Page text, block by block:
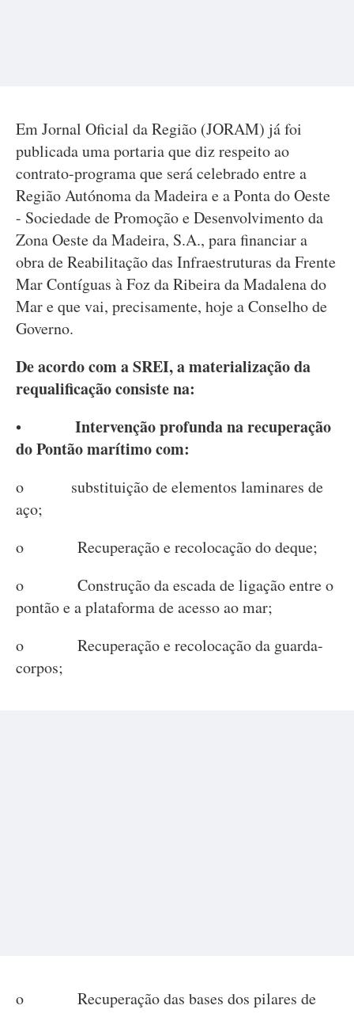
Em Jornal Oficial da Região (JORAM) já foi
publicada uma portaria que diz respeito ao
contrato-programa que será celebrado entre a
Região Autónoma da Madeira e a Ponta do Oeste
- Sociedade de Promoção e Desenvolvimento da
Zona Oeste da Madeira, S.A., para financiar a
obra de Reabilitação das Infraestruturas da Frente
Mar Contíguas à Foz da Ribeira da Madalena do
Mar e que vai, precisamente, hoje a Conselho de
Governo.
De acordo com a SREI, a materialização da
requalificação consiste na:
• Intervenção profunda na recuperação
do Pontão marítimo com:
o substituição de elementos laminares de
aço;
o Recuperação e recolocação do deque;
o Construção da escada de ligação entre o
pontão e a plataforma de acesso ao mar;
o Recuperação e recolocação da guarda-
corpos;
o Recuperação das bases dos pilares de